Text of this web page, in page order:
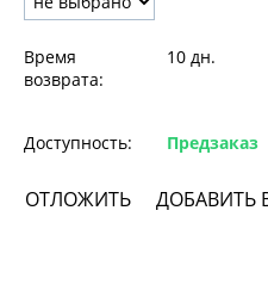
Время
возврата:
10 дн.
Доступность: Предзаказ
ОТЛОЖИТЬ ДОБАВИТЬ